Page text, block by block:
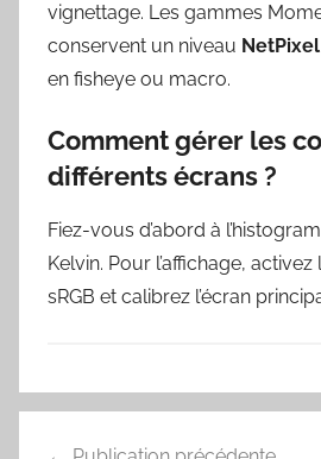
vignettage. Les gammes
conservent un niveau NetPixel
en fisheye ou macro.
Comment gérer les
différents écrans ?
Fiez-vous d’abord à
Kelvin. Pour l’affichage,
sRGB et calibrez l’écran